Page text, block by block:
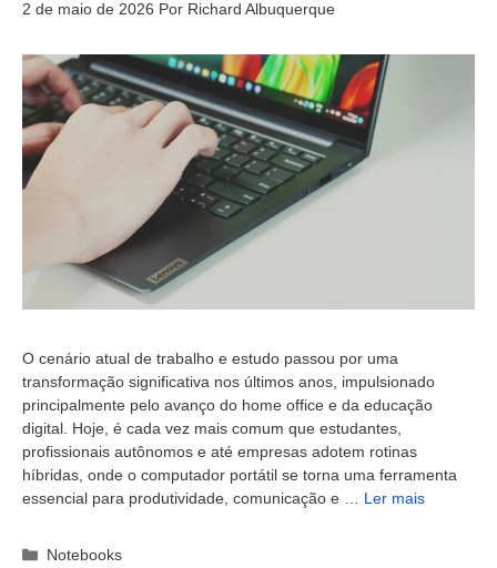
2 de maio de 2026 Por Richard Albuquerque
O cenário atual de trabalho e estudo passou por uma
transformação significativa nos últimos anos, impulsionado
principalmente pelo avanço do home office e da educação
digital. Hoje, é cada vez mais comum que estudantes,
profissionais autônomos e até empresas adotem rotinas
híbridas, onde o computador portátil se torna uma ferramenta
essencial para produtividade, comunicação e … Ler mais
Categorias
Notebooks